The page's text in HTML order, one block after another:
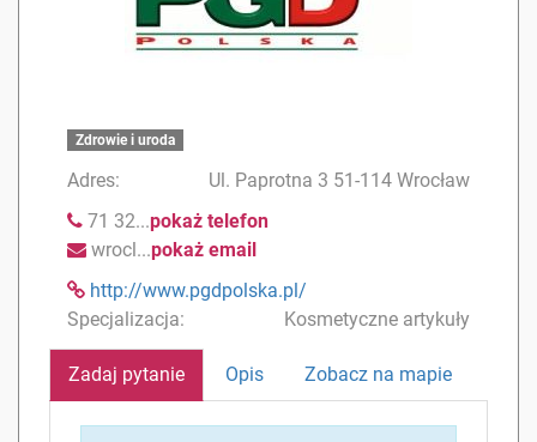
Zdrowie i uroda
Adres:
Ul. Paprotna 3 51-114 Wrocław
71 32...pokaż telefon
wrocl...pokaż email
http://www.pgdpolska.pl/
Specjalizacja:
Kosmetyczne artykuły
Zadaj pytanie Opis Zobacz na mapie